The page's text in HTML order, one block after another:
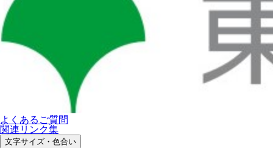
よくあるご質問
関連リンク集
文字サイズ・色合い